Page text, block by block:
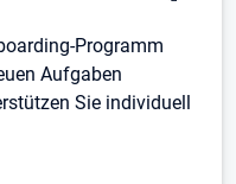
Programm
Aufgaben
Sie individuell